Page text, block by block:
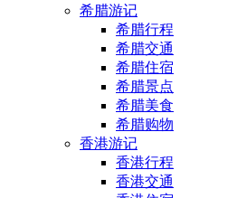
希腊游记
希腊行程
希腊交通
希腊住宿
希腊景点
希腊美食
希腊购物
香港游记
香港行程
香港交通